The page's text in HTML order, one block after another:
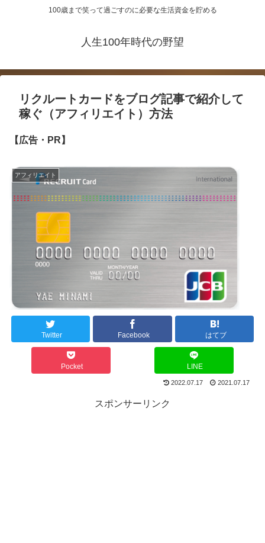
100歳まで笑って過ごすのに必要な生活資金を貯める
人生100年時代の野望
リクルートカードをブログ記事で紹介して
稼ぐ（アフィリエイト）方法
【広告・PR】
アフィリエイト
Twitter Facebook はてブ
Pocket LINE
2022.07.17 2021.07.17
スポンサーリンク